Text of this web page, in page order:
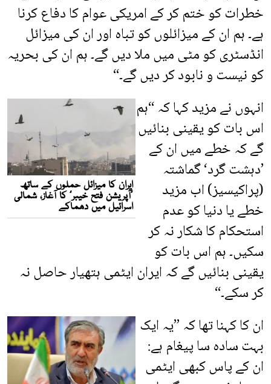
خطرات کو ختم کر کے امریکی عوام کا دفاع کرنا
ہے۔ ہم ان کے میزائلوں کو تباہ اور ان کی میزائل
انڈسٹری کو مٹی میں ملا دیں گے۔ ہم ان کی بحریہ
کو نیست و نابود کر دیں گے۔“
انہوں نے مزید کہا کہ “ہم
اس بات کو یقینی بنائیں
گے کہ خطے میں ان کے
’دہشت گرد‘ گماشتہ
(پراکیسیز) اب مزید
خطے یا دنیا کو عدم
استحکام کا شکار نہ کر
سکیں۔ ہم اس بات کو
یقینی بنائیں گے کہ ایران ایٹمی ہتھیار حاصل نہ
کر سکے۔“
ان کا کہنا تھا کہ ”یہ ایک
بہت سادہ سا پیغام ہے:
ان کے پاس کبھی ایٹمی